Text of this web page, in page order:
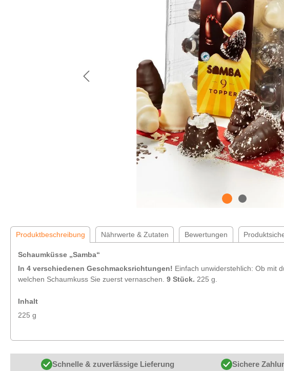
Produktbeschreibung Nährwerte & Zutaten Bewertungen
Schaumküsse „Samba“
In 4 verschiedenen Geschmacksrichtungen! Einfach unwiderstehlich: Ob mit
welchen Schaumkuss Sie zuerst vernaschen. 9 Stück. 225 g.
Inhalt
225 g
Schnelle & zuverlässige Lieferung Sichere